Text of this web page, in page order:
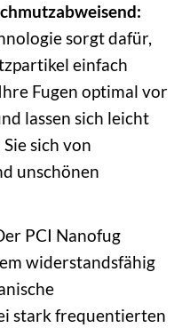
sorgt dafür,
einfach
Fugen optimal vor
lassen sich leicht
sich von
unschönen
PCI Nanofug
widerstandsfähig
stark frequentierten